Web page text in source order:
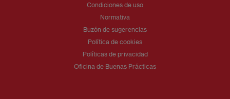
Condiciones de uso
Normativa
Buzón de sugerencias
Política de cookies
Políticas de privacidad
Oficina de Buenas Prácticas